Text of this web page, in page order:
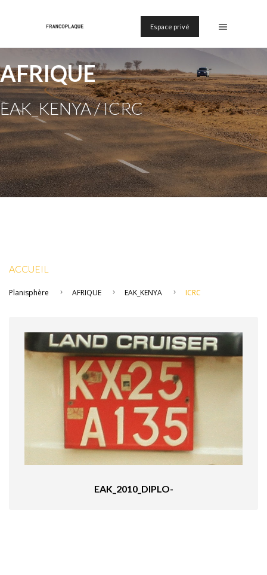
Espace privé
AFRIQUE
EAK_KENYA / ICRC
ACCUEIL
Planisphère AFRIQUE EAK_KENYA ICRC
EAK_2010_DIPLO-